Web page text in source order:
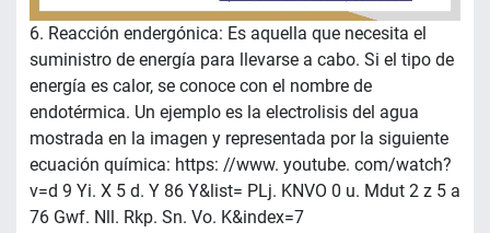
6. Reacción endergónica: Es aquella que necesita el
suministro de energía para llevarse a cabo. Si el tipo de
energía es calor, se conoce con el nombre de
endotérmica. Un ejemplo es la electrolisis del agua
mostrada en la imagen y representada por la siguiente
ecuación química: https: //www. youtube. com/watch?
v=d 9 Yi. X 5 d. Y 86 Y&list= PLj. KNVO 0 u. Mdut 2 z 5 a
76 Gwf. Nll. Rkp. Sn. Vo. K&index=7